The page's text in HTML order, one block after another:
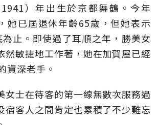
）年出生於京都舞鶴。今年
她已屆退休年齡65歲，但她表示
止。即使過了耳順之年，勝美女
然敏捷地工作著，她在加賀屋已經
資深老手。
女士在待客的第一線無數次服務過
宿客人之間肯定也累積了不少難忘